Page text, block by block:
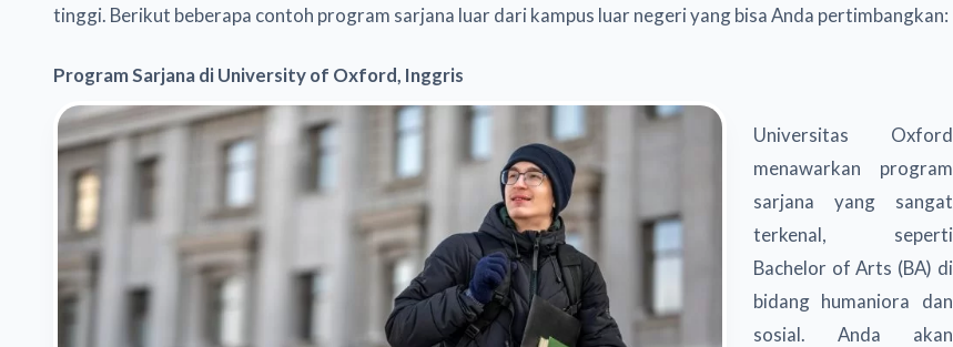
tinggi. Berikut beberapa contoh program sarjana luar dari kampus luar negeri yang bisa Anda pertimbangkan:
Program Sarjana di University of Oxford, Inggris
Universitas Oxford
menawarkan program
sarjana yang sangat
terkenal, seperti
Bachelor of Arts (BA) di
bidang humaniora dan
sosial. Anda akan